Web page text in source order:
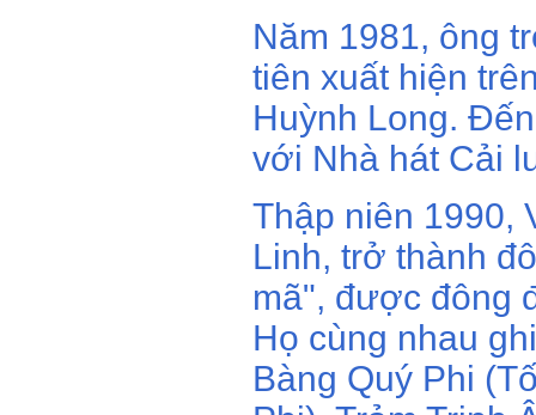
Năm 1981, ông
tiên xuất hiện
Huỳnh Long.
với Nhà hát Cải
Thập niên 1990,
Linh, trở thành
mã", được đông
Họ cùng nhau
Bàng Quý Phi